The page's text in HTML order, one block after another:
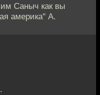
Саныч как вы
америка" А.